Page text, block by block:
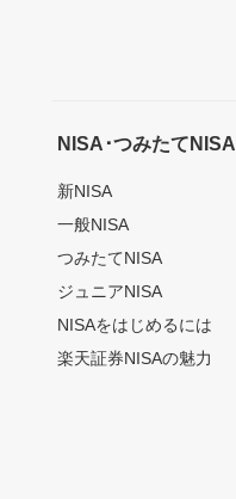
NISA･つみたてNISA
新NISA
一般NISA
つみたてNISA
ジュニアNISA
NISAをはじめるには
楽天証券NISAの魅力